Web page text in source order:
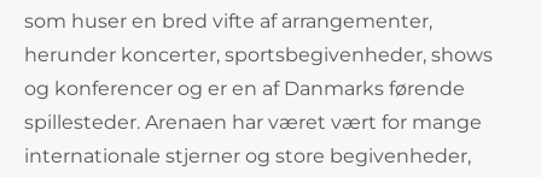
som huser en bred vifte af arrangementer,
herunder koncerter, sportsbegivenheder, shows
og konferencer og er en af Danmarks førende
spillesteder. Arenaen har været vært for mange
internationale stjerner og store begivenheder,